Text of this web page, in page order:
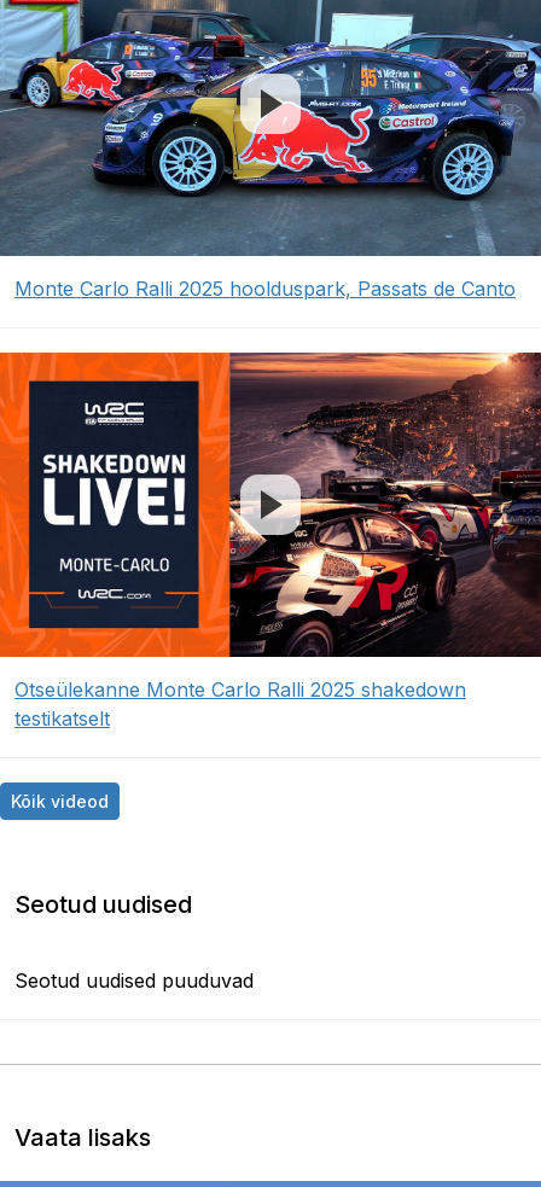
Monte Carlo Ralli 2025 hoolduspark, Passats de Canto
Otseülekanne Monte Carlo Ralli 2025 shakedown
testikatselt
Kõik videod
Seotud uudised
Seotud uudised puuduvad
Vaata lisaks